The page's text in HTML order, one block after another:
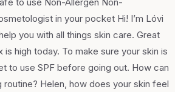
in your pocket Hi! I’m Lóvi
you with all things skin care. Great
is high today. To make sure your skin is
to use SPF before going out. How can
routine? Helen, how does your skin feel